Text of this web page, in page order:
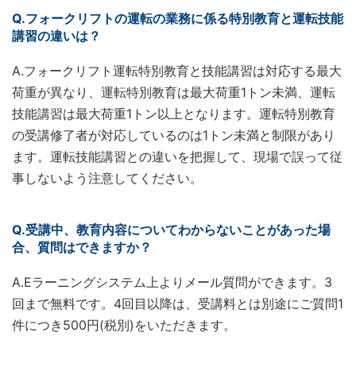
Q.フォークリフトの運転の業務に係る特別教育と運転技能
講習の違いは？
A.フォークリフト運転特別教育と技能講習は対応する最大
荷重が異なり、運転特別教育は最大荷重1トン未満、運転
技能講習は最大荷重1トン以上となります。運転特別教育
の受講修了者が対応しているのは1トン未満と制限があり
ます。運転技能講習との違いを把握して、現場で誤って従
事しないよう注意してください。
Q.受講中、教育内容についてわからないことがあった場
合、質問はできますか？
A.Eラーニングシステム上よりメール質問ができます。3
回まで無料です。4回目以降は、受講料とは別途にご質問1
件につき500円(税別)をいただきます。